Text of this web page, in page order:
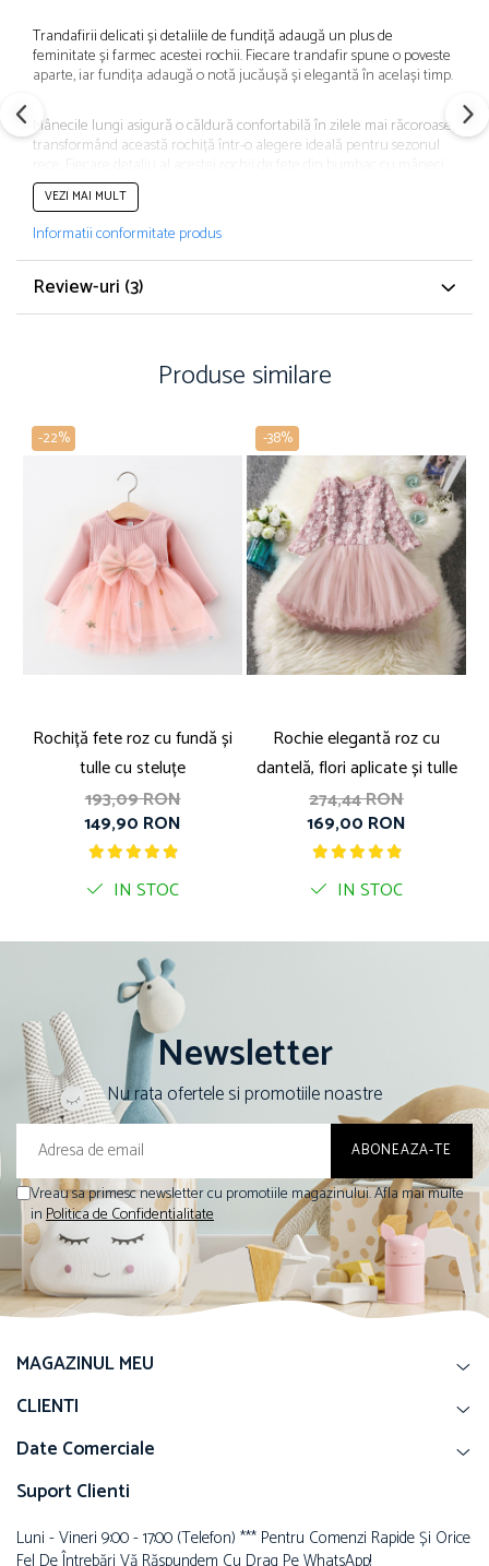
Trandafirii delicati și detaliile de fundiță adaugă un plus de
feminitate și farmec acestei rochii. Fiecare trandafir spune o poveste
aparte, iar fundița adaugă o notă jucăușă și elegantă în același timp.
Mânecile lungi asigură o căldură confortabilă în zilele mai răcoroase,
transformând această rochiță într-o alegere ideală pentru sezonul
lungi roșii, trandafiri și fundiță contribuie la crearea unei ținute
memorabile și pline de frumusețe.
VEZI MAI MULT
Informatii conformitate produs
Review-uri (3)
Produse similare
-22%
Rochiță fete roz cu fundă și
tulle cu steluțe
193,09 RON
149,90 RON
IN STOC
-38%
Rochie elegantă roz cu
dantelă, flori aplicate și tulle
274,44 RON
169,00 RON
IN STOC
Newsletter
Nu rata ofertele si promotiile noastre
Vreau sa primesc newsletter cu promotiile magazinului. Afla mai multe
inPolitica de Confidentialitate
MAGAZINUL MEU
CLIENTI
Date Comerciale
Suport Clienti
Luni - Vineri 9:00 - 17:00 (telefon) *** Pentru Comenzi Rapide Și Orice